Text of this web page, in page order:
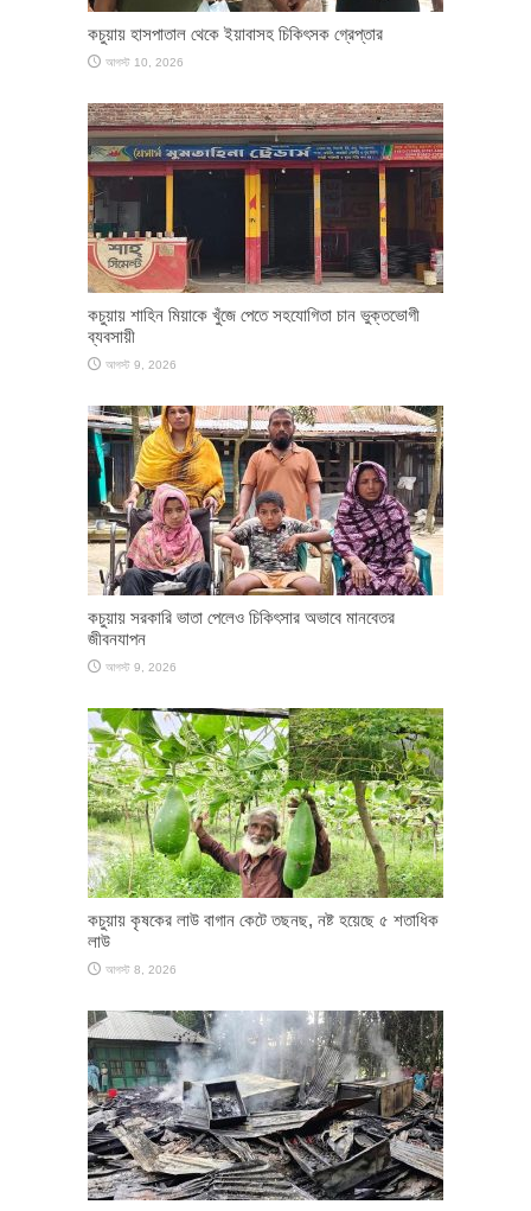
কচুয়ায় হাসপাতাল থেকে ইয়াবাসহ চিকিৎসক গ্রেপ্তার
আগস্ট 10, 2026
কচুয়ায় শাহিন মিয়াকে খুঁজে পেতে সহযোগিতা চান ভুক্তভোগী
ব্যবসায়ী
আগস্ট 9, 2026
কচুয়ায় সরকারি ভাতা পেলেও চিকিৎসার অভাবে মানবেতর
জীবনযাপন
আগস্ট 9, 2026
কচুয়ায় কৃষকের লাউ বাগান কেটে তছনছ, নষ্ট হয়েছে ৫ শতাধিক
লাউ
আগস্ট 8, 2026